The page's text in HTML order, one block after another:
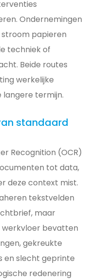
Ondernemingen
papieren
techniek of
Beide routes
werkelijke
termijn.
standaard
Recognition (OCR)
tot data,
deze context mist.
tekstvelden
maar
bevatten
gekreukte
en slecht geprinte
redenering